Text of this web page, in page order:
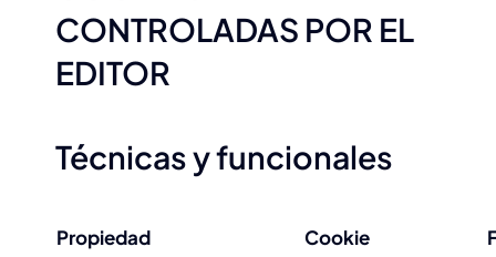
CONTROLADAS POR EL
EDITOR
Técnicas y funcionales
Propiedad Cookie